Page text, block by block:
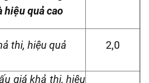
hiệu quả cao
thi, hiệu quả 2,0
giá khả thi, hiệu